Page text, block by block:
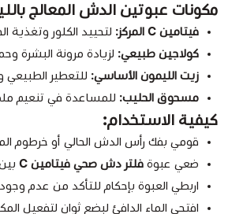
مكونات عبوتين الدش المعالج
فيتامين C المركز:
لتحييد الكلور وتغذية
كولاجين طبيعي: لزيادة مرونة البشرة
زيت الليمون الأساسي: للتعطير الطبيعي
مسحوق الحليب: للمساعدة في تنعيم
كيفية الاستخدام:
قومي بفك رأس الدش الحالي أو خرطوم
ضعي عبوة فلتر دش صحي فيتامين C
اربطي العبوة بإحكام للتأكد من عدم
افتحي الماء الدافئ لبضع ثوانٍ لتفعيل